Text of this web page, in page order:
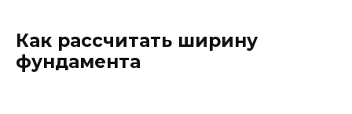
Как рассчитать ширину
фундамента